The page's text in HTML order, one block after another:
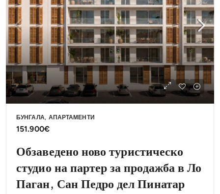
БУНГАЛА, АПАРТАМЕНТИ
151.900€
Обзаведено ново туристическо
студио на партер за продажба в Ло
Паган, Сан Педро дел Пинатар